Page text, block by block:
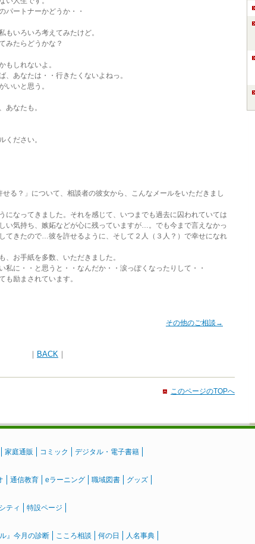
ートナーかどうか・・
いろいろ考えてみたけど。
みたらどうかな？
しれないよ。
あなたは・・行きたくないよねっ。
いと思う。
あなたも。
ください。
る？」について、相談者の彼女から、こんなメールをいただきまし
になってきました。それを感じて、いつまでも過去に囚われていては
い気持ち、嫉妬などが心に残っていますが…。でも今まで言えなかっ
てきたので…彼を許せるように、そして２人（３人？）で幸せになれ
お手紙を多数、いただきました。
に・・と思うと・・なんだか・・涙っぽくなったりして・・
励まされています。
その他のご相談→
｜ BACK ｜
このページのTOPへ
家庭通販 コミック デジタル・電子書籍
通信教育 eラーニング 職域図書 グッズ
ティ 特設ページ
』今月の診断 こころ相談 何の日 人名事典